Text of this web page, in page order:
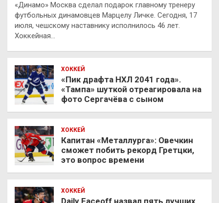
«Динамо» Москва сделал подарок главному тренеру
футбольных динамовцев Марцелу Личке. Сегодня, 17
июля, чешскому наставнику исполнилось 46 лет.
Хоккейная…
ХОККЕЙ
«Пик драфта НХЛ 2041 года».
«Тампа» шуткой отреагировала на
фото Сергачёва с сыном
ХОККЕЙ
Капитан «Металлурга»: Овечкин
сможет побить рекорд Гретцки,
это вопрос времени
ХОККЕЙ